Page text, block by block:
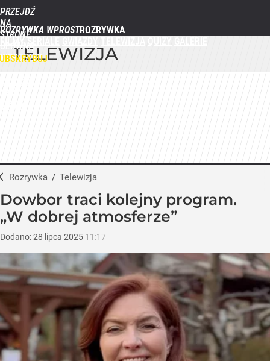
PRZEJDŹ
NA
STRONĘ
GŁÓWNĄ
WPROST.PL
ROZRYWKA WPROST
TELEWIZJA
Rozrywka / Telewizja
Dowbor traci kolejny program.
„W dobrej atmosferze”
Dodano:28 lipca 2025 11:17